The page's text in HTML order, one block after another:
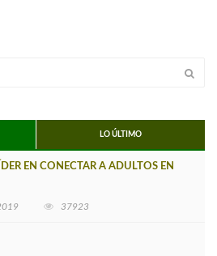
LO ÚLTIMO
EN CONECTAR A ADULTOS EN
37923